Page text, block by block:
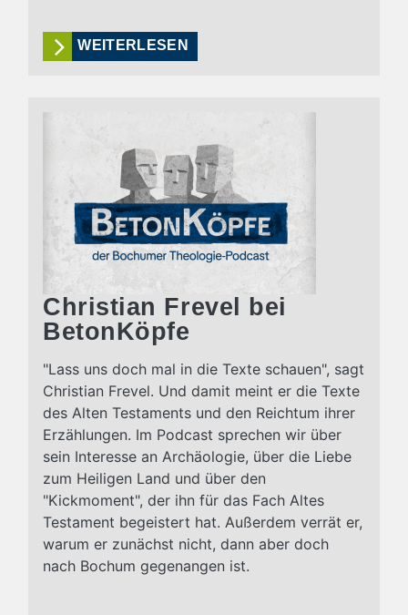
WEITERLESEN
Christian Frevel bei
BetonKöpfe
"Lass uns doch mal in die Texte schauen", sagt
Christian Frevel. Und damit meint er die Texte
des Alten Testaments und den Reichtum ihrer
Erzählungen. Im Podcast sprechen wir über
sein Interesse an Archäologie, über die Liebe
zum Heiligen Land und über den
"Kickmoment", der ihn für das Fach Altes
Testament begeistert hat. Außerdem verrät er,
warum er zunächst nicht, dann aber doch
nach Bochum gegenangen ist.